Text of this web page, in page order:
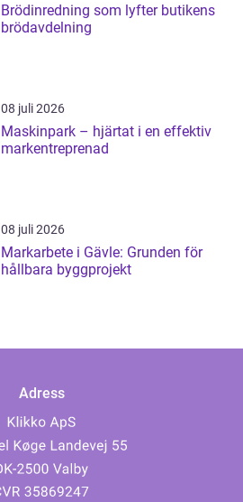
Brödinredning som lyfter butikens
brödavdelning
08 juli 2026
Maskinpark – hjärtat i en effektiv
markentreprenad
08 juli 2026
Markarbete i Gävle: Grunden för
hållbara byggprojekt
Adress